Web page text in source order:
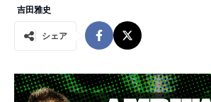
吉田雅史
シェア